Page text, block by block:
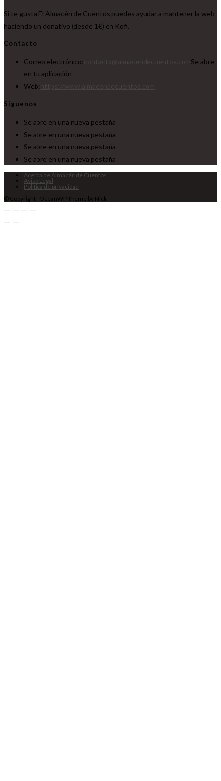
Si te gusta El Almacén de Cuentos puedes ayudar a mantener la web
haciendo un donativo (desde 1€) en Kofi.
Contacto
Correo electrónico:
Se abre
en tu aplicación
Web:
Síguenos
Se abre en una nueva pestaña
Se abre en una nueva pestaña
Se abre en una nueva pestaña
Se abre en una nueva pestaña
Acerca de Almacén de Cuentos
Aviso Legal
Política de privacidad
© Copyright - OceanWP Theme by Nick